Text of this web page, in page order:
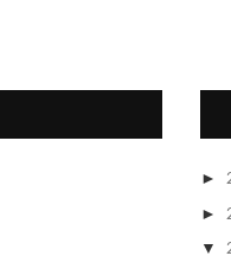
►
►
▼